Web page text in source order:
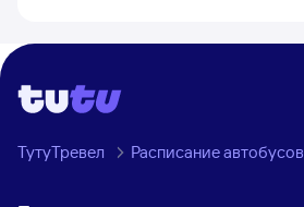
ТутуТревел Расписание автобусов